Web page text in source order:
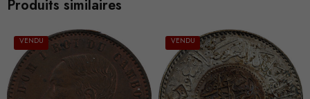
Produits similaires
VENDU VENDU